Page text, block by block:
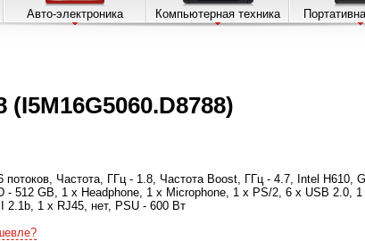
Авто-электроника Компьютерная техника
потоков, Частота, ГГц - 1.8, Частота Boost, ГГц - 4.7, Intel H610,
512 GB, 1 x Нeadphone, 1 х Microphone, 1 x PS/2, 6 x USB 2.0,
2.1b, 1 x RJ45, нет, PSU - 600 Вт